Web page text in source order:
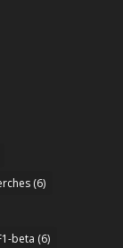
(6)
beta (6)